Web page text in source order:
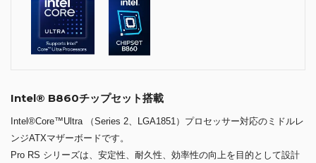
Intel® B860チップセット搭載
Intel®Core™Ultra （Series 2、LGA1851）プロセッサー対応のミドルレ
ンジATXマザーボードです。
Pro RS シリーズは、安定性、耐久性、効率性の向上を目的として設計